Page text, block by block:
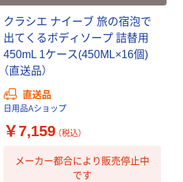
クラシエ ナイーブ 旅の宿泡で
出てくるボディソープ 詰替用
450mL 1ケース(450ML×16個)
（直送品）
直送品
日用品Aショップ
￥7,159 （税込）
メーカー都合により販売停止中
です